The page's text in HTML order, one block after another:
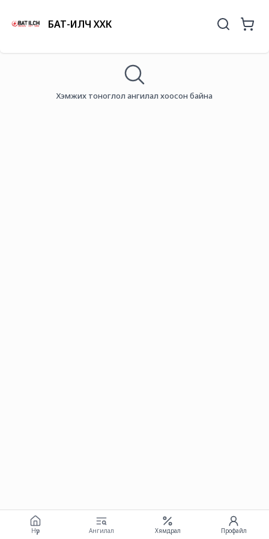
БАТ-ИЛЧ ХХК
Хэмжих тоноглол ангилал хоосон байна
Нүүр Ангилал Хямдрал Профайл